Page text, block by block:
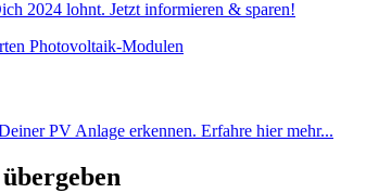
2024 lohnt. Jetzt informieren & sparen!
PV Anlage erkennen. Erfahre hier mehr...